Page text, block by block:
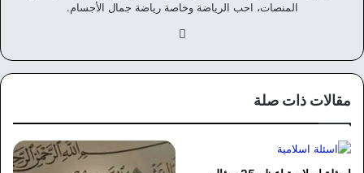
المنصات، احب الرياضة وخاصة رياضة جمال الأجسام.
وك
مقالات ذات صلة